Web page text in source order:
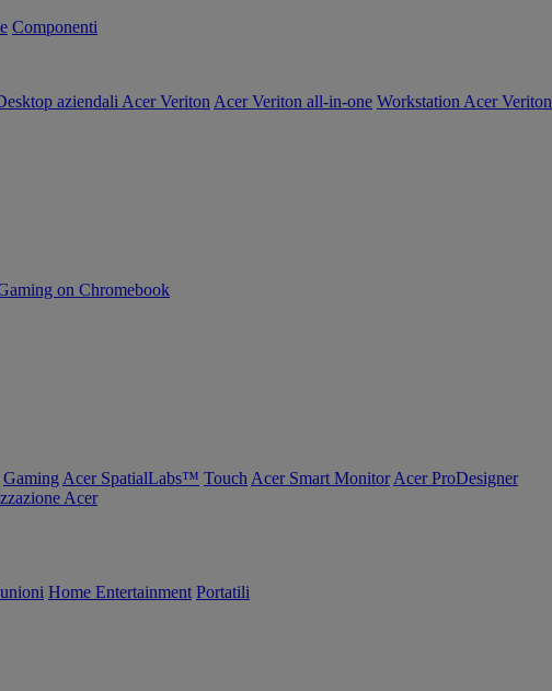
Componenti
aziendali Acer Veriton Acer Veriton all-in-one Workstation Acer Veriton
on Chromebook
Gaming Acer SpatialLabs™ Touch Acer Smart Monitor Acer ProDesigner
Acer
Home Entertainment Portatili